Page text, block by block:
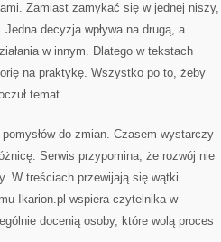
Zamiast zamykać się w jednej niszy,
decyzja wpływa na drugą, a
w innym. Dlatego w tekstach
na praktykę. Wszystko po to, żeby
temat.
do zmian. Czasem wystarczy
Serwis przypomina, że rozwój nie
W treściach przewijają się wątki
Ikarion.pl wspiera czytelnika w
docenią osoby, które wolą proces